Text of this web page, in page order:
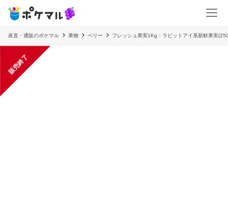
産直・通販のポケマル 果物 ベリー フレッシュ果実1Kg：ラビットアイ系新鮮果実
販売終了